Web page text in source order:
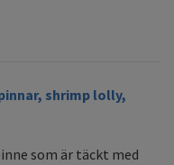
shrimp lolly,
som är täckt med